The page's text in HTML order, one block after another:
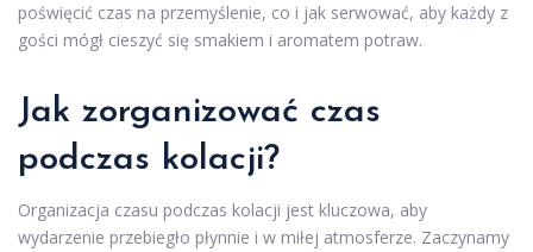
poświęcić czas na przemyślenie, co i jak serwować, aby każdy z
gości mógł cieszyć się smakiem i aromatem potraw.
Jak zorganizować czas
podczas kolacji?
Organizacja czasu podczas kolacji jest kluczowa, aby
wydarzenie przebiegło płynnie i w miłej atmosferze. Zaczynamy